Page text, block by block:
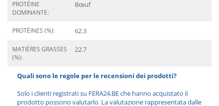
PROTÉINE
DOMINANTE:
Bœuf
PROTÉINES (%): 62.3
MATIÈRES GRASSES
(%):
22.7
Quali sono le regole per le recensioni dei prodotti?
Solo i clienti registrati su FERA24.BE che hanno acquistato il
prodotto possono valutarlo. La valutazione rappresentata dalle